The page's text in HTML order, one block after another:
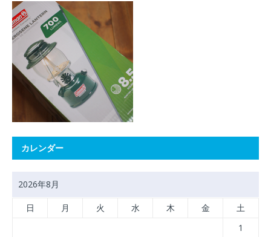
カレンダー
2026年8月
日 月 火 水 木 金 土
1